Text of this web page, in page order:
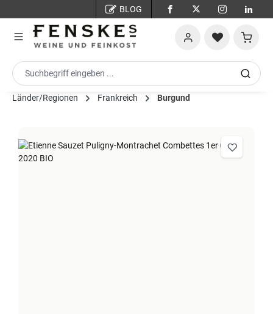
BLOG
Länder/Regionen Frankreich Burgund